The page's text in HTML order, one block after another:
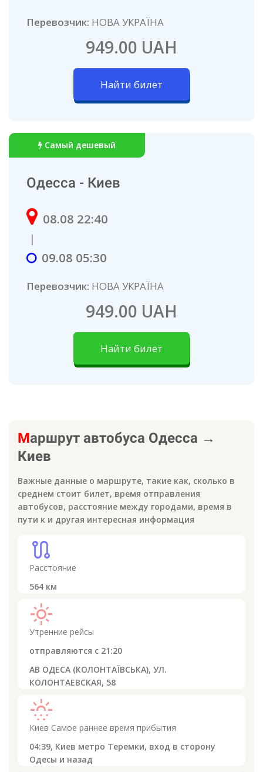
Перевозчик: НОВА УКРАЇНА
Найти билет
949.00 UAH
Самый дешевый
Одесса - Киев
08.08 22:40
|
09.08 05:30
Перевозчик: НОВА УКРАЇНА
Найти билет
949.00 UAH
Маршрут автобуса Одесса →
Киев
Важные данные о маршруте, такие как, сколько в
среднем стоит билет, время отправления
автобусов, расстояние между городами, время в
пути к и другая интересная информация
route
Расстояние
564 км
light_mode
Утренние рейсы
отправляются с 21:20
АВ ОДЕСА (КОЛОНТАЇВСЬКА), УЛ.
КОЛОНТАЕВСКАЯ, 58
sunny_snowing
Киев Самое раннее время прибытия
04:39, Киев метро Теремки, вход в сторону
Одесы и назад